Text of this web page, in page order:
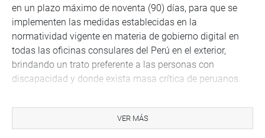
en un plazo máximo de noventa (90) días, para que se
implementen las medidas establecidas en la
normatividad vigente en materia de gobierno digital en
todas las oficinas consulares del Perú en el exterior,
brindando un trato preferente a las personas con
discapacidad y donde exista masa crítica de peruanos.
implementan sus respectivas Mesas de Partes Digitales,
garantizando el cumplimiento de las disposiciones en
VER MÁS